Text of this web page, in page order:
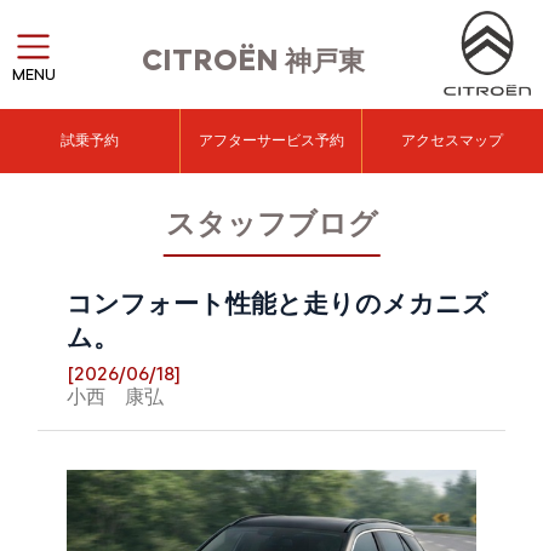
CITROËN神戸東
MENU
試乗予約 アフターサービス予約 アクセスマップ
スタッフブログ
コンフォート性能と走りのメカニズ
ム。
[2026/06/18]
小西 康弘